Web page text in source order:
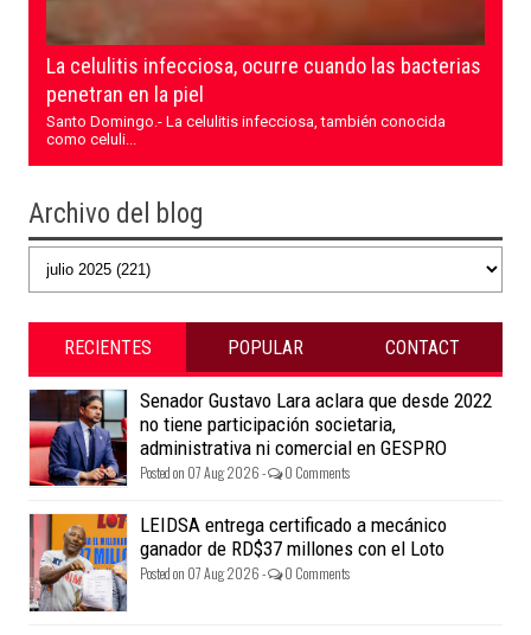
La celulitis infecciosa, ocurre cuando las bacterias
penetran en la piel
Santo Domingo.- La celulitis infecciosa, también conocida
como celuli...
Archivo del blog
RECIENTES POPULAR CONTACT
Senador Gustavo Lara aclara que desde 2022
no tiene participación societaria,
administrativa ni comercial en GESPRO
Posted on 07 Aug 2026 - 0 Comments
LEIDSA entrega certificado a mecánico
ganador de RD$37 millones con el Loto
Posted on 07 Aug 2026 - 0 Comments